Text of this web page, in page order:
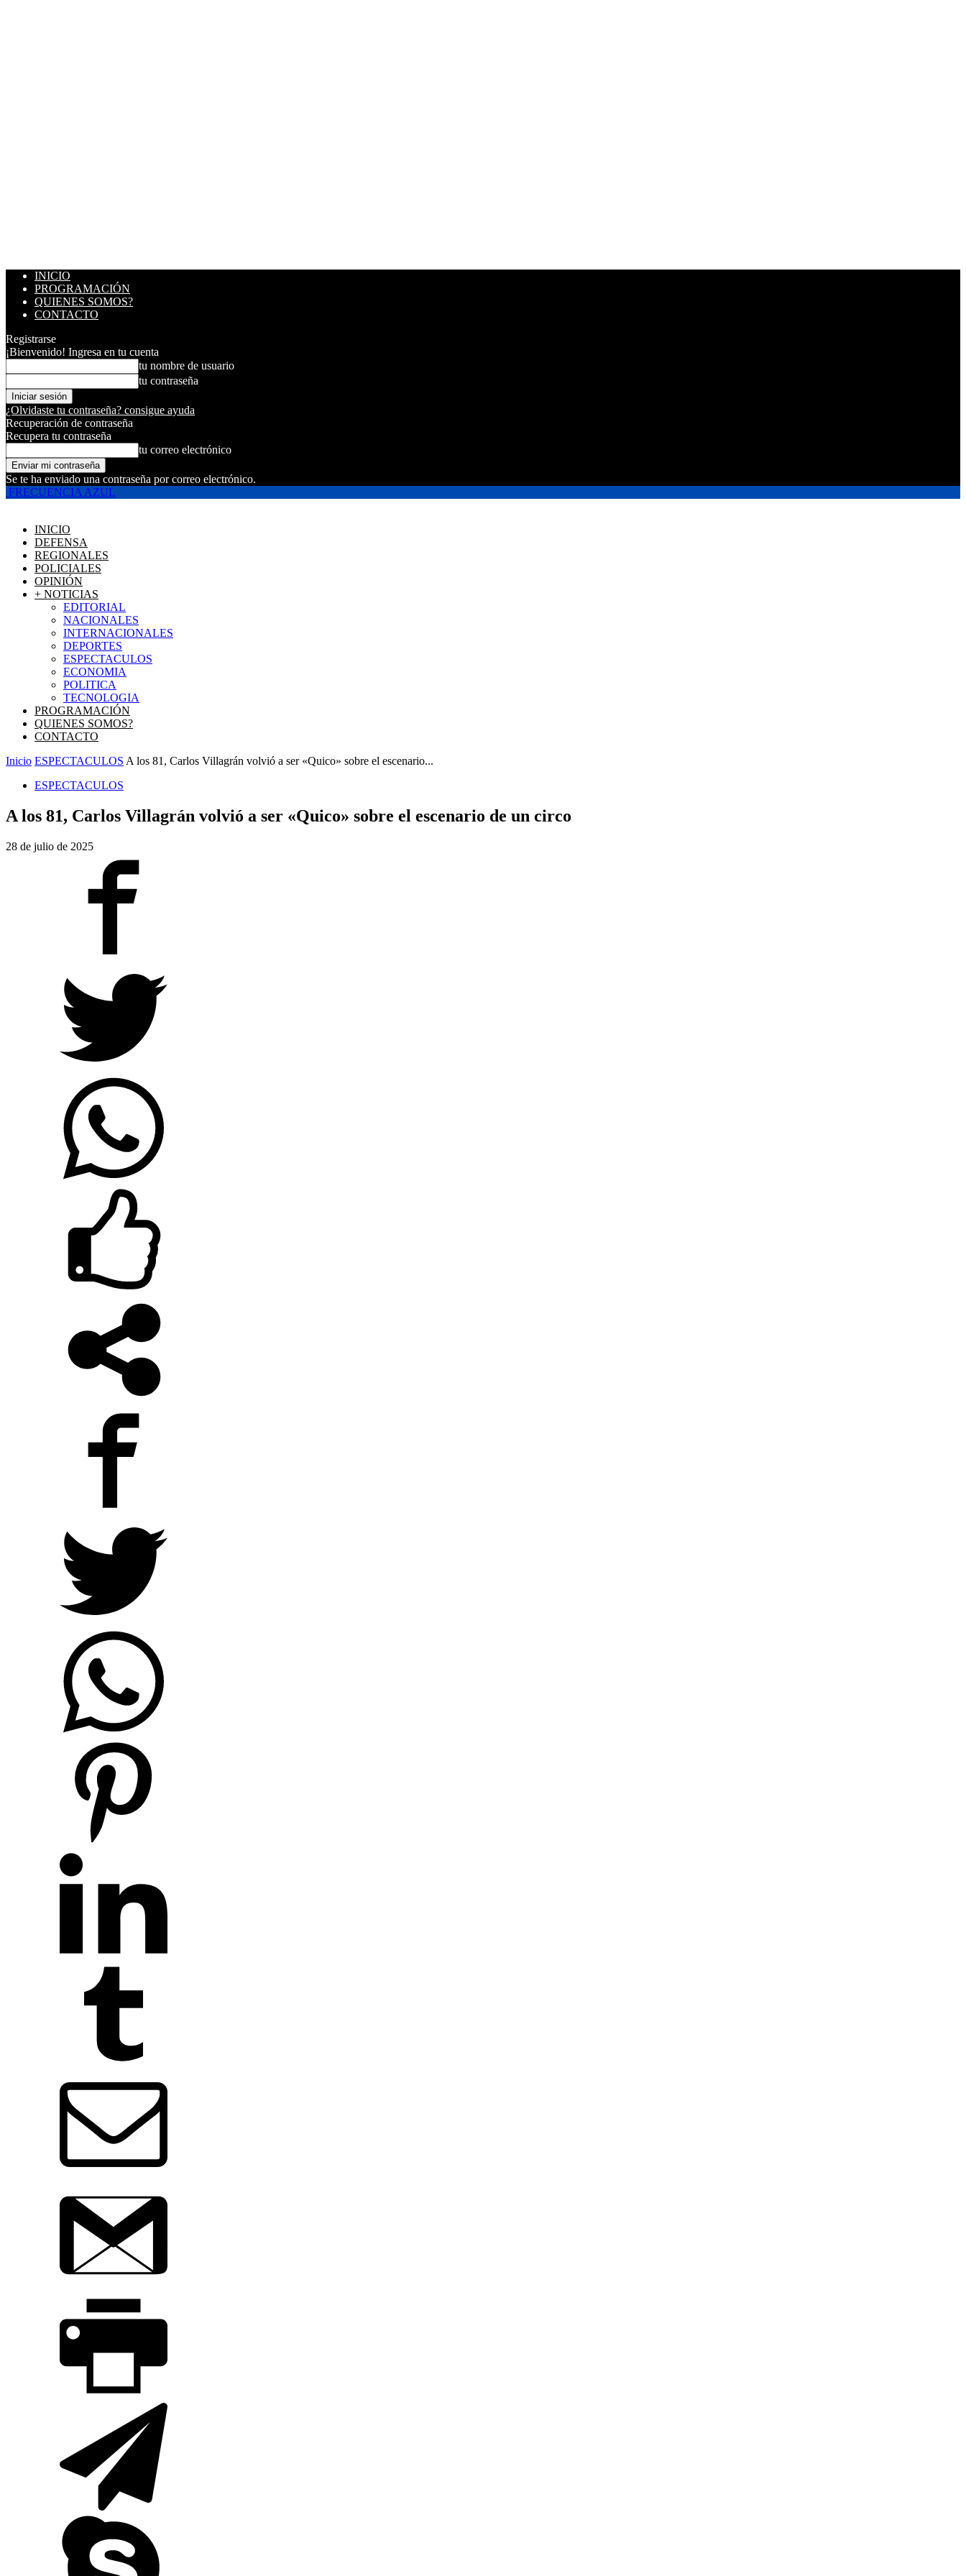
INICIO
PROGRAMACIÓN
QUIENES SOMOS?
CONTACTO
Registrarse
¡Bienvenido! Ingresa en tu cuenta
tu nombre de usuario
tu contraseña
¿Olvidaste tu contraseña? consigue ayuda
Recuperación de contraseña
Recupera tu contraseña
tu correo electrónico
Se te ha enviado una contraseña por correo electrónico.
FRECUENCIA AZUL
INICIO
DEFENSA
REGIONALES
POLICIALES
OPINIÓN
+ NOTICIAS
EDITORIAL
NACIONALES
INTERNACIONALES
DEPORTES
ESPECTACULOS
ECONOMIA
POLITICA
TECNOLOGIA
PROGRAMACIÓN
QUIENES SOMOS?
CONTACTO
Inicio ESPECTACULOS A los 81, Carlos Villagrán volvió a ser «Quico» sobre el escenario...
ESPECTACULOS
A los 81, Carlos Villagrán volvió a ser «Quico» sobre el escenario de un circo
28 de julio de 2025